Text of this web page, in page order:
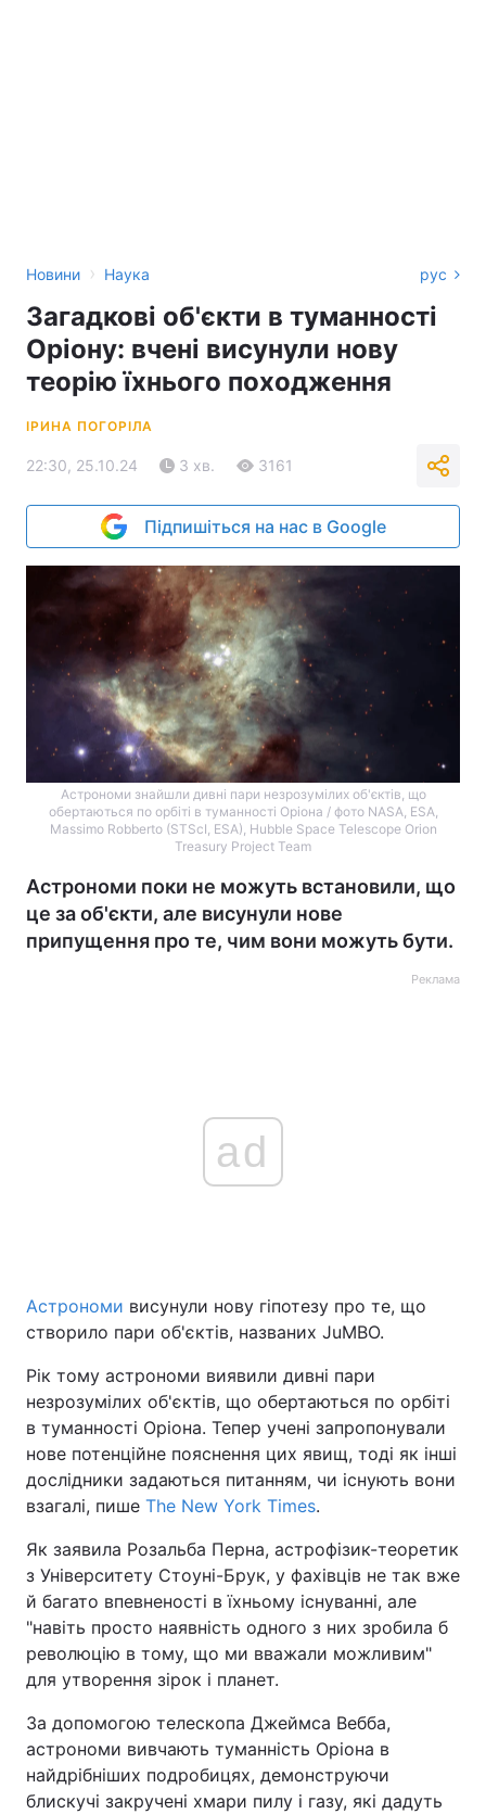
Новини › Наука рус
Загадкові об'єкти в туманності
Оріону: вчені висунули нову
теорію їхнього походження
ІРИНА ПОГОРІЛА
22:30, 25.10.24 3 хв. 3161
Підпишіться на нас в Google
Астрономи знайшли дивні пари незрозумілих об'єктів, що
обертаються по орбіті в туманності Оріона / фото NASA, ESA,
Massimo Robberto (STScI, ESA), Hubble Space Telescope Orion
Treasury Project Team
Астрономи поки не можуть встановили, що
це за об'єкти, але висунули нове
припущення про те, чим вони можуть бути.
Реклама
ad
Астрономи висунули нову гіпотезу про те, що
створило пари об'єктів, названих JuMBO.
Рік тому астрономи виявили дивні пари
незрозумілих об'єктів, що обертаються по орбіті
в туманності Оріона. Тепер учені запропонували
нове потенційне пояснення цих явищ, тоді як інші
дослідники задаються питанням, чи існують вони
взагалі, пише The New York Times.
Як заявила Розальба Перна, астрофізик-теоретик
з Університету Стоуні-Брук, у фахівців не так вже
й багато впевненості в їхньому існуванні, але
"навіть просто наявність одного з них зробила б
революцію в тому, що ми вважали можливим"
для утворення зірок і планет.
За допомогою телескопа Джеймса Вебба,
астрономи вивчають туманність Оріона в
найдрібніших подробицях, демонструючи
блискучі закручені хмари пилу і газу, які дадуть